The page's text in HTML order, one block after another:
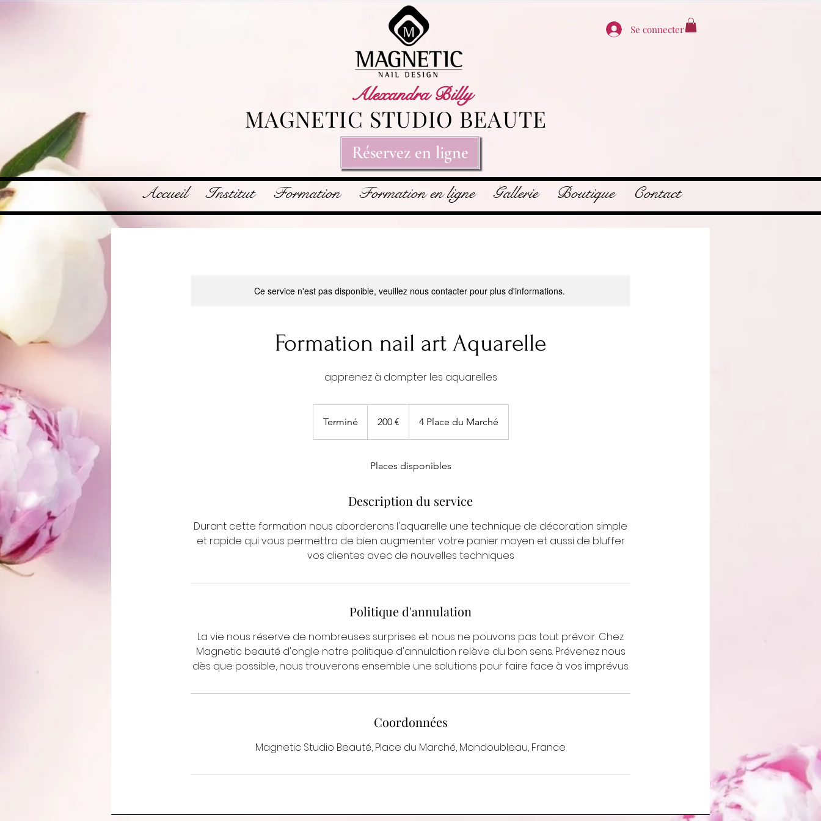
Se connecter
Alexandra Billy
MAGNETIC STUDIO BEAUTE
Réservez en ligne
Accueil Institut Formation Formation en ligne Gallerie Boutique Contact
Ce service n'est pas disponible, veuillez nous contacter pour plus d'informations.
Formation nail art Aquarelle
apprenez à dompter les aquarelles
Terminé
e
é
200 € 4 Place du Marché
Places disponibles
Description du service
Durant cette formation nous aborderons l'aquarelle une technique de décoration simple
et rapide qui vous permettra de bien augmenter votre panier moyen et aussi de bluffer
vos clientes avec de nouvelles techniques
Politique d'annulation
La vie nous réserve de nombreuses surprises et nous ne pouvons pas tout prévoir. Chez
Magnetic beauté d'ongle notre politique d'annulation relève du bon sens. Prévenez nous
dès que possible, nous trouverons ensemble une solutions pour faire face à vos imprévus.
Coordonnées
Magnetic Studio Beauté, Place du Marché, Mondoubleau, France